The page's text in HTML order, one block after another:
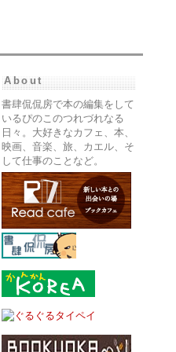
About
書肆侃侃房で本の編集をして
いるぴのこのつれづれなる
日々。大好きなカフェ、本、
映画、音楽、旅、カエル、そ
して仕事のことなど。